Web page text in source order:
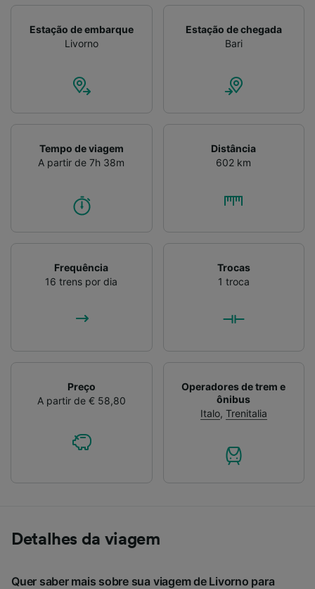
Estação de embarque
Livorno
Estação de chegada
Bari
Tempo de viagem
A partir de 7h 38m
Distância
602 km
Frequência
16 trens por dia
Trocas
1 troca
Preço
A partir de € 58,80
Operadores de trem e
ônibus
Italo, Trenitalia
Detalhes da viagem
Quer saber mais sobre sua viagem de Livorno para
Verificar ativamente as características do
dispositivo para identificação. Armazenar e/ou
acessar informações em um dispositivo.
de público e desenvolvimento de serviços..
Lista de parceiros (fornecedores)